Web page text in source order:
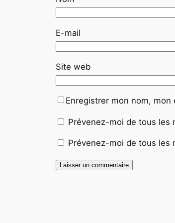
E-mail
Site web
Enregistrer mon nom,
Prévenez-moi de tous les
Prévenez-moi de tous les